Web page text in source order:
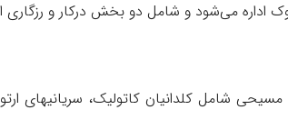
مسیحی شامل کلدانیان کاتولیک، سریانیهای